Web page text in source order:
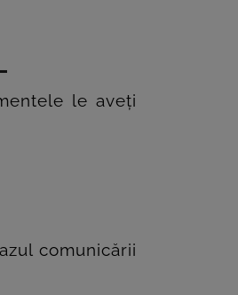
le aveți
comunicării